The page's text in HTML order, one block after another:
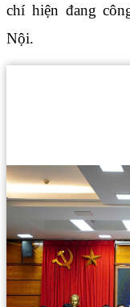
chí hiện đang
Nội.